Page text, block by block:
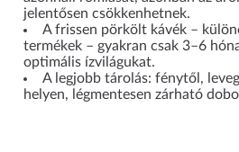
jelentősen csökkenhetnek.
A frissen pörkölt kávék –
termékek – gyakran csak 3–6
optimális ízvilágukat.
A legjobb tárolás: fénytől,
helyen, légmentesen zárható